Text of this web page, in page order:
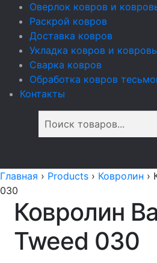
Оверлок ковров и
Раскрой ковров
Доставка ковров
Укладка ковров и
Сварка ковров
Обработка ковров
Контакты
Главная › Products › Ковролин ›
030
Ковролин
Tweed 030